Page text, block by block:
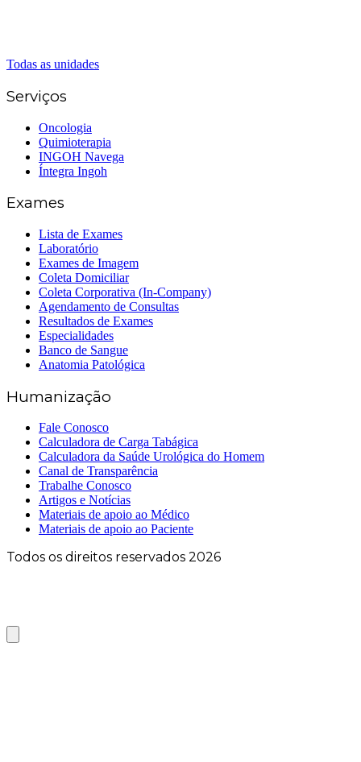
Todas as unidades
Serviços
Oncologia
Quimioterapia
INGOH Navega
Íntegra Ingoh
Exames
Lista de Exames
Laboratório
Exames de Imagem
Coleta Domiciliar
Coleta Corporativa (In-Company)
Agendamento de Consultas
Resultados de Exames
Especialidades
Banco de Sangue
Anatomia Patológica
Humanização
Fale Conosco
Calculadora de Carga Tabágica
Calculadora da Saúde Urológica do Homem
Canal de Transparência
Trabalhe Conosco
Artigos e Notícias
Materiais de apoio ao Médico
Materiais de apoio ao Paciente
Todos os direitos reservados 2026